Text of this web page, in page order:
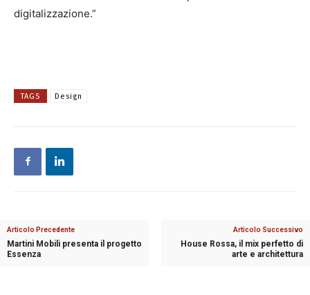
digitalizzazione.”
TAGS Design
Articolo Precedente
Martini Mobili presenta il progetto
Essenza
Articolo Successivo
House Rossa, il mix perfetto di
arte e architettura